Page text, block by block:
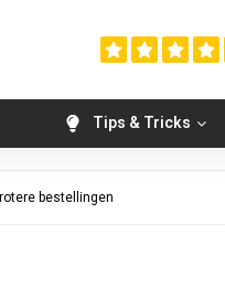
Tips & Tricks
bestellingen